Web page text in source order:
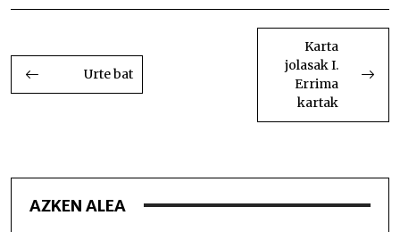
BIDALKETETAN
ZEHAR
NABIGATUUrte bat
Karta
jolasak I.
Errima
kartak
AZKEN ALEA